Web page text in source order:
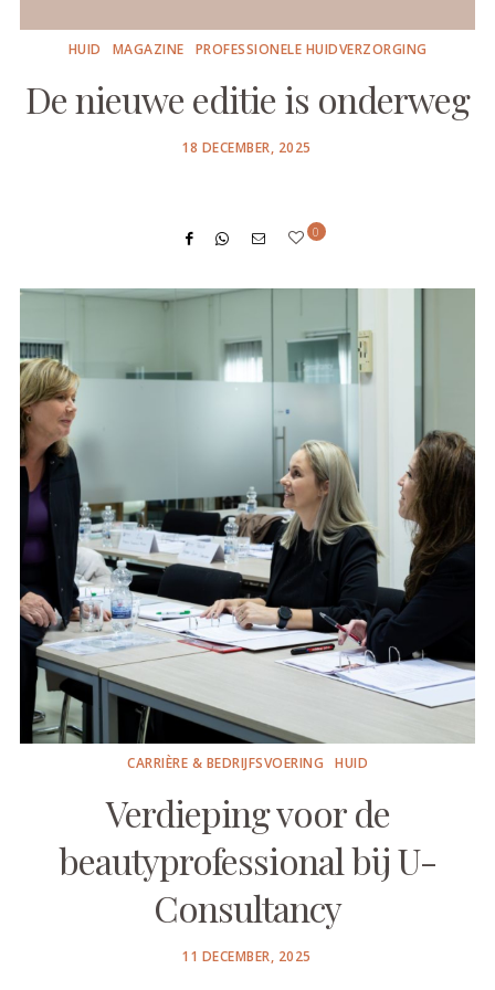
HUID MAGAZINE PROFESSIONELE HUIDVERZORGING
De nieuwe editie is onderweg
POSTED
18 DECEMBER, 2025
0
CARRIÈRE & BEDRIJFSVOERING HUID
Verdieping voor de
beautyprofessional bij U-
Consultancy
POSTED
11 DECEMBER, 2025